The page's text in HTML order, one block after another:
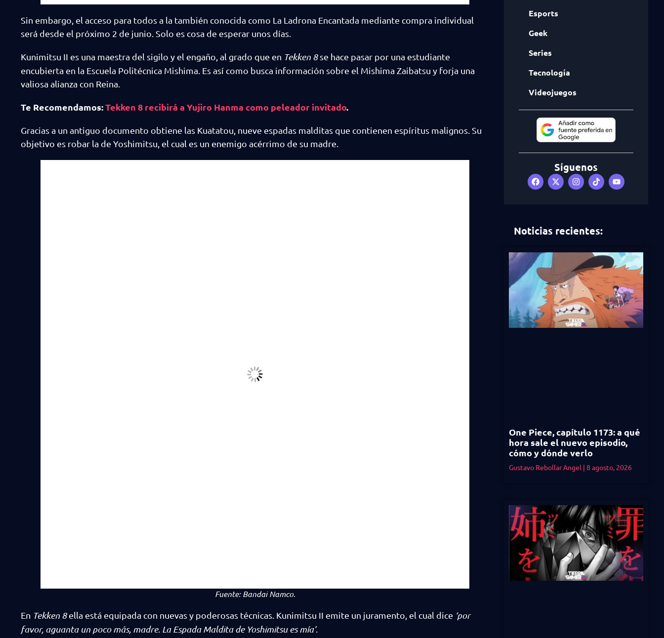
Sin embargo, el acceso para todos a la también conocida como La Ladrona Encantada mediante compra individual
será desde el próximo 2 de junio. Solo es cosa de esperar unos días.
Kunimitsu II es una maestra del sigilo y el engaño, al grado que en Tekken 8se hace pasar por una estudiante
encubierta en la Escuela Politécnica Mishima. Es así como busca información sobre el Mishima Zaibatsu y forja una
valiosa alianza con Reina.
Te Recomendamos:Tekken 8 recibirá a Yujiro Hanma como peleador invitado.
Gracias a un antiguo documento obtiene las Kuatatou, nueve espadas malditas que contienen espíritus malignos. Su
objetivo es robar la de Yoshimitsu, el cual es un enemigo acérrimo de su madre.
Fuente:Bandai Namco.
En Tekken 8ella está equipada con nuevas y poderosas técnicas. Kunimitsu II emite un juramento, el cual dice ‘por
favor, aguanta un poco más, madre. La Espada Maldita de Yoshimitsu es mía’.
Esports
Geek
Series
Tecnología
Videojuegos
Síguenos
Noticias recientes:
One Piece, capítulo 1173: a qué
hora sale el nuevo episodio,
cómo y dónde verlo
Gustavo Rebollar Angel 8 agosto, 2026